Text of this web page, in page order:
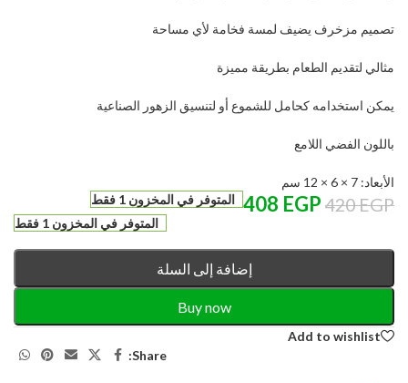
تصميم مزخرف يضيف لمسة فخامة لأي مساحة
مثالي لتقديم الطعام بطريقة مميزة
يمكن استخدامه كحامل للشموع أو لتنسيق الزهور الصناعية
باللون الفضي اللامع
الأبعاد: 7 × 6 × 12 سم
420EGP
408 EGP
المتوفر في المخزون 1 فقط
المتوفر في المخزون 1 فقط
إضافة إلى السلة
Buy now
Add to wishlist
Share: